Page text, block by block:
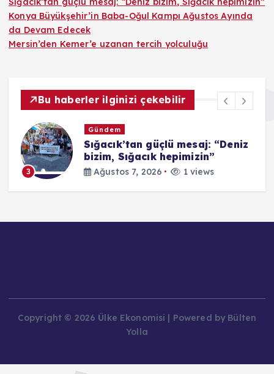
Konya Büyükşehir’in Baba-Oğul Kampı Ağustos Ayında
da Devam Edecek
Mersin’den Kemer’e uzanan tercih yolculuğu
Bu haberler ilginizi çekebilir
3
Gündem
Sığacık’tan güçlü mesaj: “Deniz
bizim, Sığacık hepimizin”
Ağustos 7, 2026 1 views
Copyright © 2026 Ülke Ekonomisi | Powered by Bülten
Yolla